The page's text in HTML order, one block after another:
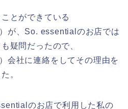
とができている
が、So. essentialのお店では
疑問だったので、
会社に連絡をしてその理由を
。
のお店で利用した私の